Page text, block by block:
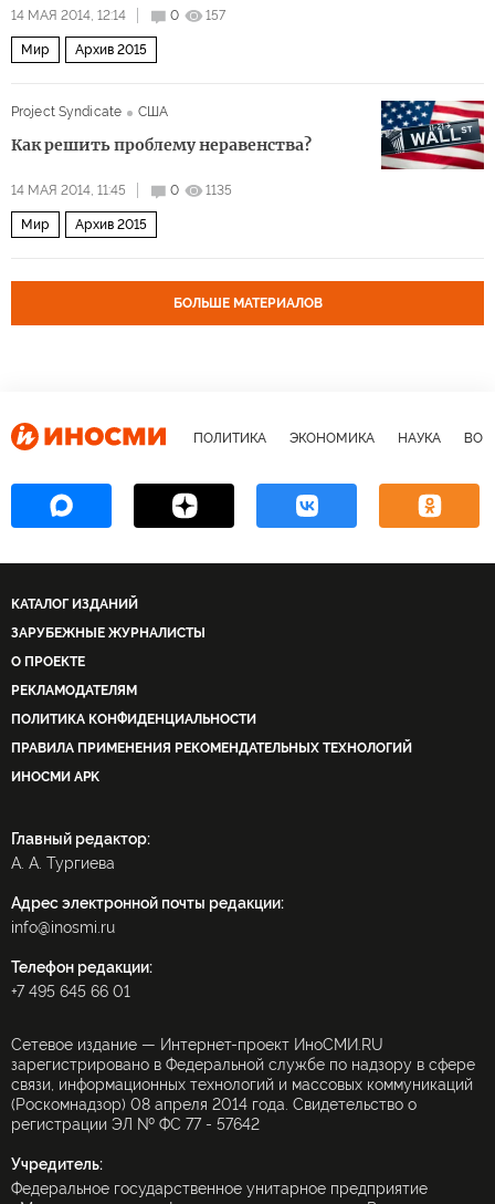
14 МАЯ 2014, 12:14 0 157
Мир Архив 2015
Project Syndicate США
Как решить проблему неравенства?
14 МАЯ 2014, 11:45 0 1135
Мир Архив 2015
БОЛЬШЕ МАТЕРИАЛОВ
ПОЛИТИКА ЭКОНОМИКА НАУКА
КАТАЛОГ ИЗДАНИЙ
ЗАРУБЕЖНЫЕ ЖУРНАЛИСТЫ
О ПРОЕКТЕ
РЕКЛАМОДАТЕЛЯМ
ПОЛИТИКА КОНФИДЕНЦИАЛЬНОСТИ
ПРАВИЛА ПРИМЕНЕНИЯ РЕКОМЕНДАТЕЛЬНЫХ ТЕХНОЛОГИЙ
ИНОСМИ APK
Главный редактор:
А. А. Тургиева
Адрес электронной почты редакции:
info@inosmi.ru
Телефон редакции:
+7 495 645 66 01
Сетевое издание — Интернет-проект ИноСМИ.RU
зарегистрировано в Федеральной службе по надзору в сфере
связи, информационных технологий и массовых коммуникаций
(Роскомнадзор) 08 апреля 2014 года. Свидетельство о
регистрации ЭЛ № ФС 77 - 57642
Учредитель:
Федеральное государственное унитарное предприятие